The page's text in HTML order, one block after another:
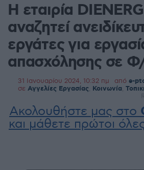
Η εταιρία
αναζητεί
εργάτες για
απασχόλησης σε
31 Ιανουαρίου 2024, 10:32 πμ από e-
σε Αγγελίες Εργασίας Κοινωνία
Ακολουθήστε μας στο
και μάθετε πρώτοι